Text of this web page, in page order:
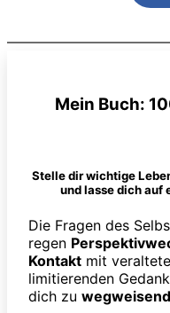
Mein Buch:
Stelle dir wichtige
und lasse dich auf
Die Fragen des
regen
Kontakt mit
limitierenden
dich zu